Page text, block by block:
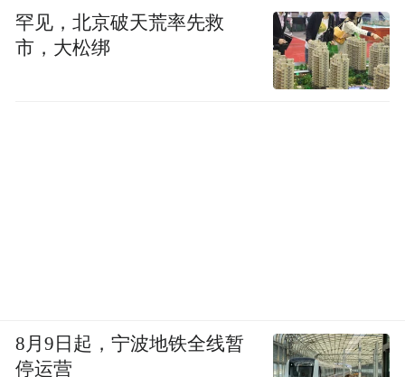
罕见，北京破天荒率先救
市，大松绑
8月9日起，宁波地铁全线暂
停运营